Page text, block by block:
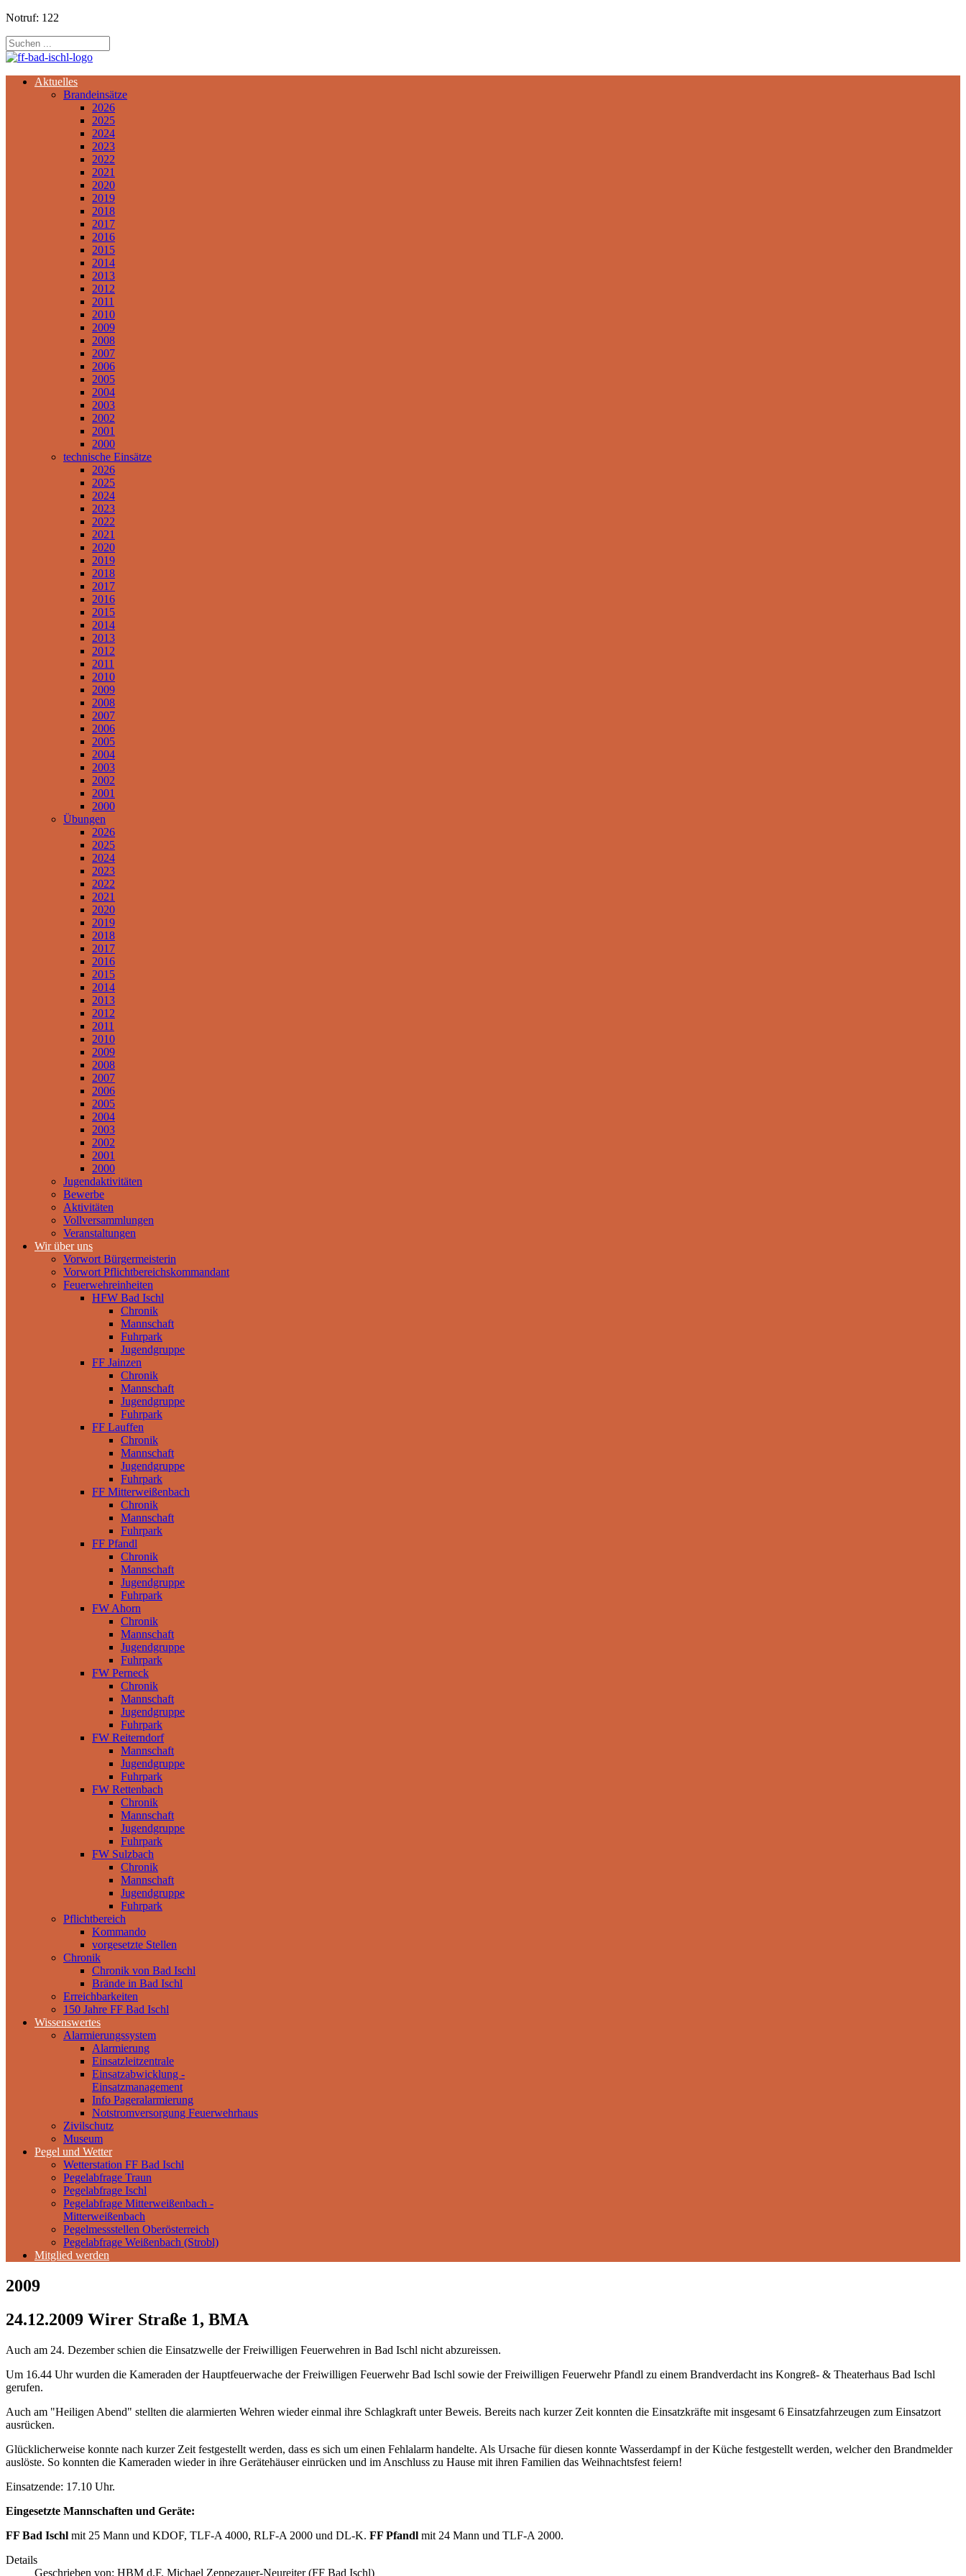
Notruf: 122
Aktuelles
Brandeinsätze
2026
2025
2024
2023
2022
2021
2020
2019
2018
2017
2016
2015
2014
2013
2012
2011
2010
2009
2008
2007
2006
2005
2004
2003
2002
2001
2000
technische Einsätze
2026
2025
2024
2023
2022
2021
2020
2019
2018
2017
2016
2015
2014
2013
2012
2011
2010
2009
2008
2007
2006
2005
2004
2003
2002
2001
2000
Übungen
2026
2025
2024
2023
2022
2021
2020
2019
2018
2017
2016
2015
2014
2013
2012
2011
2010
2009
2008
2007
2006
2005
2004
2003
2002
2001
2000
Jugendaktivitäten
Bewerbe
Aktivitäten
Vollversammlungen
Veranstaltungen
Wir über uns
Vorwort Bürgermeisterin
Vorwort Pflichtbereichskommandant
Feuerwehreinheiten
HFW Bad Ischl
Chronik
Mannschaft
Fuhrpark
Jugendgruppe
FF Jainzen
Chronik
Mannschaft
Jugendgruppe
Fuhrpark
FF Lauffen
Chronik
Mannschaft
Jugendgruppe
Fuhrpark
FF Mitterweißenbach
Chronik
Mannschaft
Fuhrpark
FF Pfandl
Chronik
Mannschaft
Jugendgruppe
Fuhrpark
FW Ahorn
Chronik
Mannschaft
Jugendgruppe
Fuhrpark
FW Perneck
Chronik
Mannschaft
Jugendgruppe
Fuhrpark
FW Reiterndorf
Mannschaft
Jugendgruppe
Fuhrpark
FW Rettenbach
Chronik
Mannschaft
Jugendgruppe
Fuhrpark
FW Sulzbach
Chronik
Mannschaft
Jugendgruppe
Fuhrpark
Pflichtbereich
Kommando
vorgesetzte Stellen
Chronik
Chronik von Bad Ischl
Brände in Bad Ischl
Erreichbarkeiten
150 Jahre FF Bad Ischl
Wissenswertes
Alarmierungssystem
Alarmierung
Einsatzleitzentrale
Einsatzabwicklung -
Einsatzmanagement
Info Pageralarmierung
Notstromversorgung Feuerwehrhaus
Zivilschutz
Museum
Pegel und Wetter
Wetterstation FF Bad Ischl
Pegelabfrage Traun
Pegelabfrage Ischl
Pegelabfrage Mitterweißenbach -
Mitterweißenbach
Pegelmessstellen Oberösterreich
Pegelabfrage Weißenbach (Strobl)
Mitglied werden
2009
24.12.2009 Wirer Straße 1, BMA
Auch am 24. Dezember schien die Einsatzwelle der Freiwilligen Feuerwehren in Bad Ischl nicht abzureissen.
Um 16.44 Uhr wurden die Kameraden der Hauptfeuerwache der Freiwilligen Feuerwehr Bad Ischl sowie der Freiwilligen Feuerwehr Pfandl zu einem Brandverdacht ins Kongreß- & Theaterhaus Bad Ischl
gerufen.
Auch am "Heiligen Abend" stellten die alarmierten Wehren wieder einmal ihre Schlagkraft unter Beweis. Bereits nach kurzer Zeit konnten die Einsatzkräfte mit insgesamt 6 Einsatzfahrzeugen zum Einsatzort
ausrücken.
Glücklicherweise konnte nach kurzer Zeit festgestellt werden, dass es sich um einen Fehlalarm handelte. Als Ursache für diesen konnte Wasserdampf in der Küche festgestellt werden, welcher den Brandmelder
auslöste. So konnten die Kameraden wieder in ihre Gerätehäuser einrücken und im Anschluss zu Hause mit ihren Familien das Weihnachtsfest feiern!
Einsatzende: 17.10 Uhr.
Eingesetzte Mannschaften und Geräte:
FF Bad Ischl mit 25 Mann und KDOF, TLF-A 4000, RLF-A 2000 und DL-K. FF Pfandl mit 24 Mann und TLF-A 2000.
Details
Geschrieben von: HBM d.F. Michael Zeppezauer-Neureiter (FF Bad Ischl)